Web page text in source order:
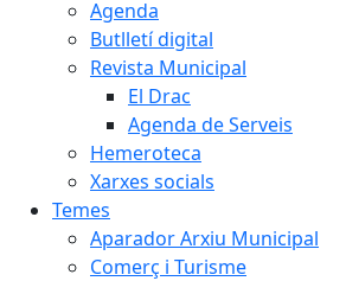
Agenda
Butlletí digital
Revista Municipal
El Drac
Agenda de Serveis
Hemeroteca
Xarxes socials
Temes
Aparador Arxiu Municipal
Comerç i Turisme